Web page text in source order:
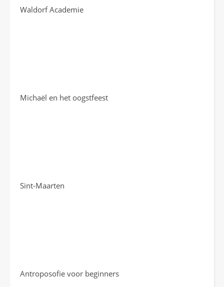
Waldorf Academie
Michaël en het oogstfeest
Sint-Maarten
Antroposofie voor beginners